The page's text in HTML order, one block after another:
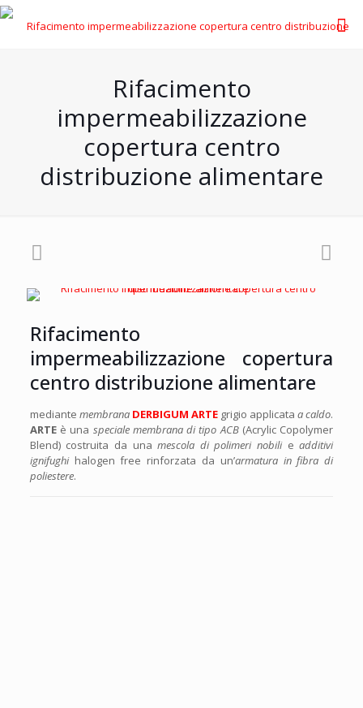
Rifacimento
impermeabilizzazione
copertura centro
distribuzione alimentare
Rifacimento
impermeabilizzazione copertura
centro distribuzione alimentare
mediante membrana DERBIGUM ARTE grigio applicataa caldo.
ARTEè una speciale membrana di tipo ACB(Acrylic Copolymer
Blend) costruita da unamescola di polimeri nobili eadditivi
ignifughihalogen free rinforzata da un’armatura in fibra di
poliestere.